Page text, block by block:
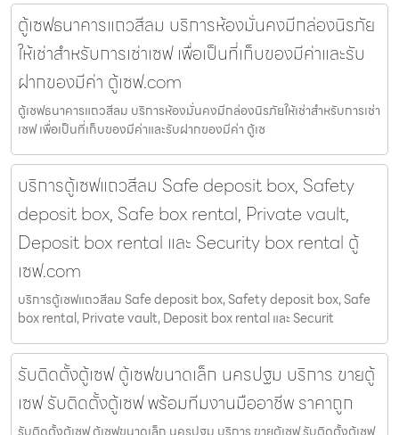
ตู้เซฟธนาคารแถวสีลม บริการห้องมั่นคงมีกล่องนิรภัย
ให้เช่าสำหรับการเช่าเซฟ เพื่อเป็นที่เก็บของมีค่าและรับ
ฝากของมีค่า ตู้เซฟ.com
ตู้เซฟธนาคารแถวสีลม บริการห้องมั่นคงมีกล่องนิรภัยให้เช่าสำหรับการเช่า
เซฟ เพื่อเป็นที่เก็บของมีค่าและรับฝากของมีค่า ตู้เซ
บริการตู้เซฟแถวสีลม Safe deposit box, Safety
deposit box, Safe box rental, Private vault,
Deposit box rental และ Security box rental ตู้
เซฟ.com
บริการตู้เซฟแถวสีลม Safe deposit box, Safety deposit box, Safe
box rental, Private vault, Deposit box rental และ Securit
รับติดตั้งตู้เซฟ ตู้เซฟขนาดเล็ก นครปฐม บริการ ขายตู้
เซฟ รับติดตั้งตู้เซฟ พร้อมทีมงานมืออาชีพ ราคาถูก